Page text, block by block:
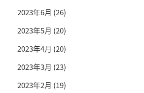
2023年6月 (26)
2023年5月 (20)
2023年4月 (20)
2023年3月 (23)
2023年2月 (19)